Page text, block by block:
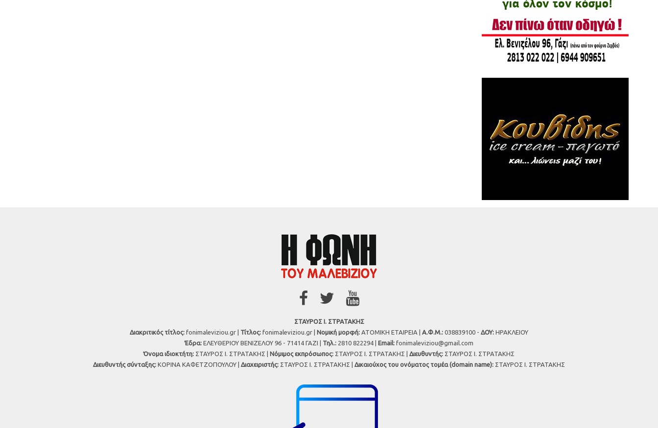
ΣΤΑΥΡΟΣ Ι. ΣΤΡΑΤΑΚΗΣ
Διακριτικός τίτλος: fonimaleviziou.gr | Τίτλος: fonimaleviziou.gr | Νομική μορφή: ΑΤΟΜΙΚΗ ΕΤΑΙΡΕΙΑ | Α.Φ.Μ.: 038839100 - ΔΟΥ: ΗΡΑΚΛΕΙΟΥ
Έδρα: ΕΛΕΥΘΕΡΙΟΥ ΒΕΝΙΖΕΛΟΥ 96 - 71414 ΓΑΖΙ | Τηλ.: 2810 822294 | Εmail: fonimaleviziou@gmail.com
Όνομα ιδιοκτήτη: ΣΤΑΥΡΟΣ Ι. ΣΤΡΑΤΑΚΗΣ | Νόμιμος εκπρόσωπος: ΣΤΑΥΡΟΣ Ι. ΣΤΡΑΤΑΚΗΣ | Διευθυντής: ΣΤΑΥΡΟΣ Ι. ΣΤΡΑΤΑΚΗΣ
Διευθυντής σύνταξης: ΚΟΡΙΝΑ ΚΑΦΕΤΖΟΠΟΥΛΟΥ | Διαχειριστής: ΣΤΑΥΡΟΣ Ι. ΣΤΡΑΤΑΚΗΣ | Δικαιούχος του ονόματος τομέα (domain name): ΣΤΑΥΡΟΣ Ι. ΣΤΡΑΤΑΚΗΣ